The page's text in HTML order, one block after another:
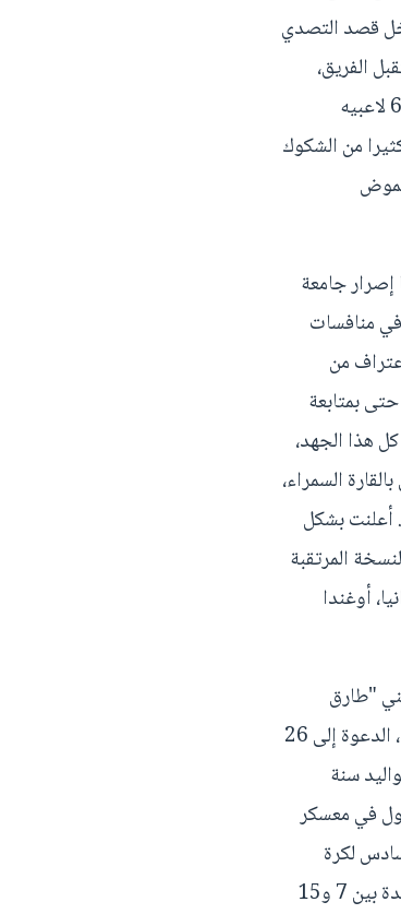
قصد التصدي
الفريق،
مشيرين إلى أن قرار استدعاء 6 لاعبيه
من الشكوك
إصرار جامعة
منافسات
من
حتى بمتابعة
هذا الجهد،
السمراء،
أعلنت بشكل
المرتقبة
أوغندا
"طارق
السكتيوي"، وجه أمس الجمعة، الدعوة إلى 26
سنة
في معسكر
لكرة
القدم، وذلك خلال الفترة الممتدة بين 7 و15